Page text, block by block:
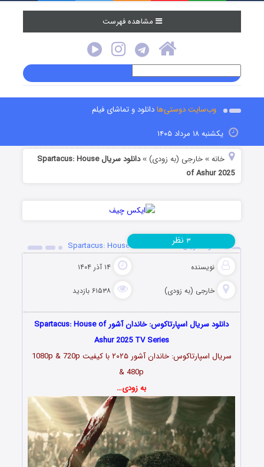
مشاهده فهرست
وب‌سایت دوستی‌هادانلود و تماشای فیلم
یکشنبه ۱۸ مرداد ۱۴۰۵
خانه »خارجی (به زودی) »
دانلود سریال Spartacus: House
of Ashur 2025
دانلود سریال Spartacus: House of Ashur 2025
نویسنده ۱۴ آذر ۱۴۰۴
خارجی (به زودی) ۶۱۵۳۸ بازدید
۳ نظر
دانلود سریال اسپارتا‌کوس: خاندان آشو‌ر Spartacus: House of
Ashur 2025 TV Series
سریال اسپارتا‌کوس: خاندان آشو‌ر ۲۰۲۵ با کیفیت 1080p & 720p
& 480p
به زودی…